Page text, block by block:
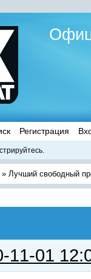
Регистрация
» Лучший свободный
11-01